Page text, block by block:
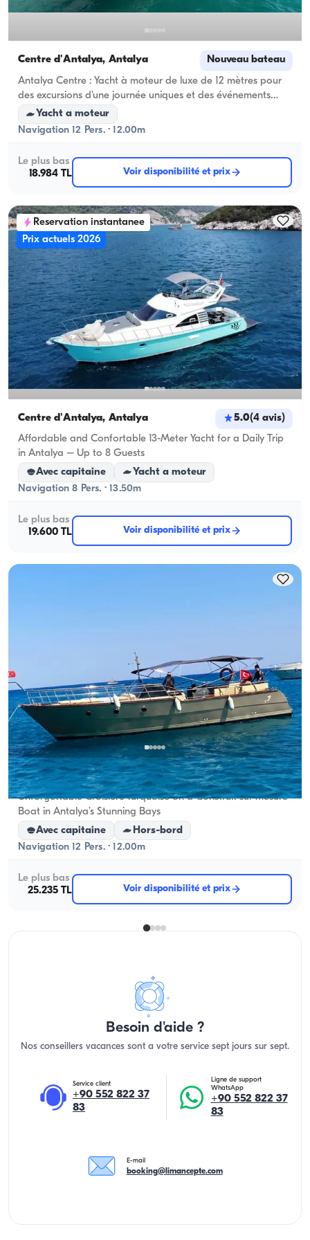
Centre d'Antalya, Antalya Nouveau bateau
Antalya Centre : Yacht à moteur de luxe de 12 mètres pour
des excursions d'une journée uniques et des événements
privésYacht a moteur
Navigation 12 Pers. · 12.00m
Le plus bas
18.984 TL
Voir disponibilité et prix
Reservation instantanee
Prix actuels 2026
Centre d'Antalya, Antalya 5.0(4 avis)
Affordable and Confortable 13-Meter Yacht for a Daily Trip
in Antalya – Up to 8 Guests
Avec capitaine
Yacht a moteur
Navigation 8 Pers. · 13.50m
Le plus bas
19.600 TL
Voir disponibilité et prix
Centre d'Antalya, Antalya 5.0(1 avis)
Unforgettable Croisière turquoise on a Construit sur mesure
Boat in Antalya’s Stunning Bays
Avec capitaine
Hors-bord
Navigation 12 Pers. · 12.00m
Le plus bas
25.235 TL
Voir disponibilité et prix
Besoin d'aide ?
Nos conseillers vacances sont a votre service sept jours sur sept.
Service client
+90 552 822 37
83
Ligne de support
WhatsApp
+90 552 822 37
83
E-mail
booking@limancepte.com